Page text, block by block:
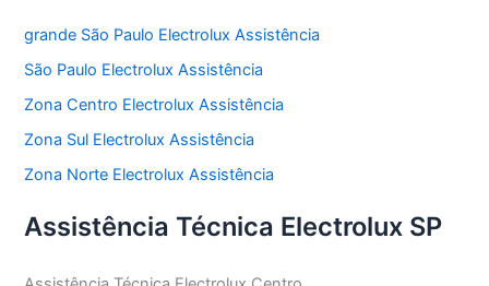
grande São Paulo Electrolux Assistência
São Paulo Electrolux Assistência
Zona Centro Electrolux Assistência
Zona Sul Electrolux Assistência
Zona Norte Electrolux Assistência
Assistência Técnica Electrolux SP